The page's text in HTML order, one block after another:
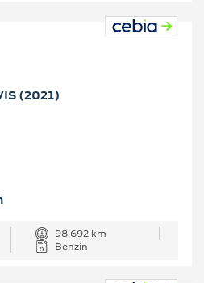
(2021)
98 692 km
Benzín